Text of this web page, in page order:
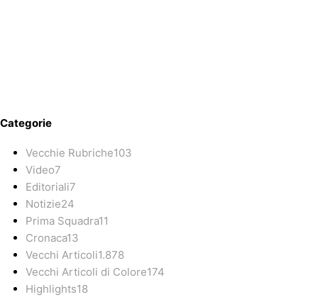
Categorie
Vecchie Rubriche103
Video7
Editoriali7
Notizie24
Prima Squadra11
Cronaca13
Vecchi Articoli1.878
Vecchi Articoli di Colore174
Highlights18